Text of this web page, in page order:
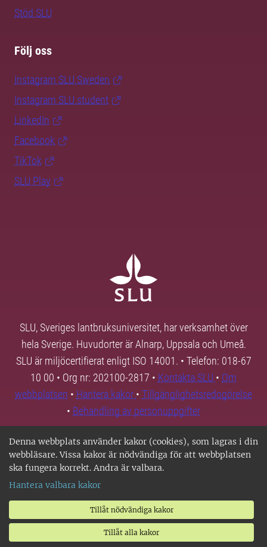
Denna webbplats använder kakor (cookies), som lagras i din
webbläsare. Vissa kakor är nödvändiga för att webbplatsen
ska fungera korrekt. Andra är valbara.
Hantera valbara kakor
Tillåt nödvändiga kakor
Tillåt alla kakor
Stöd SLU
Följ oss
Instagram SLU.Sweden
Instagram SLU.student
LinkedIn
Facebook
TikTok
SLU Play
SLU, Sveriges lantbruksuniversitet, har verksamhet över
hela Sverige. Huvudorter är Alnarp, Uppsala och Umeå.
SLU är miljöcertifierat enligt ISO 14001. • Telefon: 018-67
10 00 • Org nr: 202100-2817 • Kontakta SLU • Om
webbplatsen • Hantera kakor • Tillgänglighetsredogörelse
• Behandling av personuppgifter